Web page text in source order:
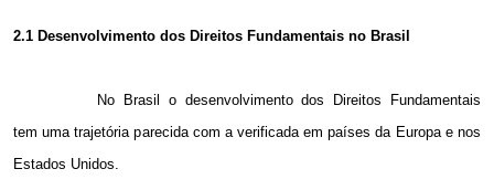
2.1 Desenvolvimento dos Direitos Fundamentais no Brasil
No Brasil o desenvolvimento dos Direitos Fundamentais
tem uma trajetória parecida com a verificada em países da Europa e nos
Estados Unidos.